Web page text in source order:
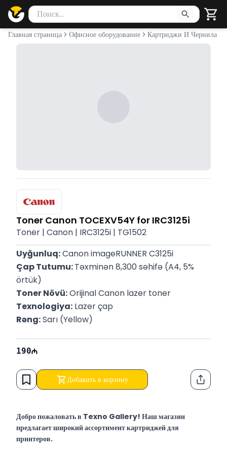
Поиск товаров
Введите минимум 2 символа для поиска. Нажмите Enter
Главная страница Офисное оборудование Картриджи И Чернила
Toner Canon TOCEXV54Y for IRC3125i
Toner | Canon | IRC3125i | TG1502
Uyğunluq: Canon imageRUNNER C3125i
Çap Tutumu: Təxminən 8,300 səhifə (A4, 5%
örtük)
Toner Növü: Orijinal Canon lazer toner
Texnologiya: Lazer çap
Rəng: Sarı (Yellow)
190
Добавить в корзину
Добро пожаловать в Texno Gallery! Наш магазин
предлагает широкий ассортимент картриджей для
принтеров.